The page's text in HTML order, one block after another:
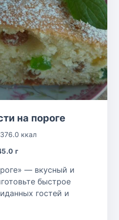
на пороге
376.0 ккал
г
— вкусный и
быстрое
гостей и